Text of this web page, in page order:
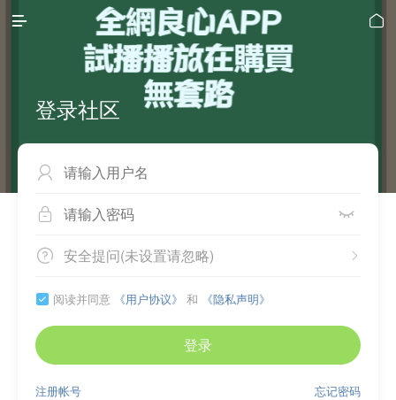
 
登录社区

 
 
安全提问(未设置请忽略)
 阅读并同意 《用户协议》 和 《隐私声明》
登录
忘记密码
注册帐号